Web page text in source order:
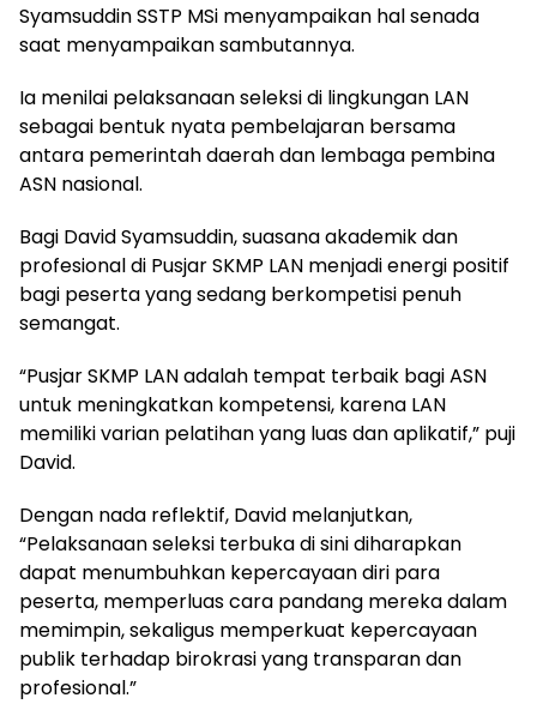
Syamsuddin SSTP MSi menyampaikan hal senada
saat menyampaikan sambutannya.
Ia menilai pelaksanaan seleksi di lingkungan LAN
sebagai bentuk nyata pembelajaran bersama
antara pemerintah daerah dan lembaga pembina
ASN nasional.
Bagi David Syamsuddin, suasana akademik dan
profesional di Pusjar SKMP LAN menjadi energi positif
bagi peserta yang sedang berkompetisi penuh
semangat.
“Pusjar SKMP LAN adalah tempat terbaik bagi ASN
untuk meningkatkan kompetensi, karena LAN
memiliki varian pelatihan yang luas dan aplikatif,” puji
David.
Dengan nada reflektif, David melanjutkan,
“Pelaksanaan seleksi terbuka di sini diharapkan
dapat menumbuhkan kepercayaan diri para
peserta, memperluas cara pandang mereka dalam
memimpin, sekaligus memperkuat kepercayaan
publik terhadap birokrasi yang transparan dan
profesional.”